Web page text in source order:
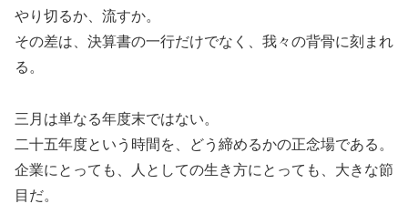
やり切るか、流すか。
その差は、決算書の一行だけでなく、我々の背骨に刻まれ
る。
三月は単なる年度末ではない。
二十五年度という時間を、どう締めるかの正念場である。
企業にとっても、人としての生き方にとっても、大きな節
目だ。